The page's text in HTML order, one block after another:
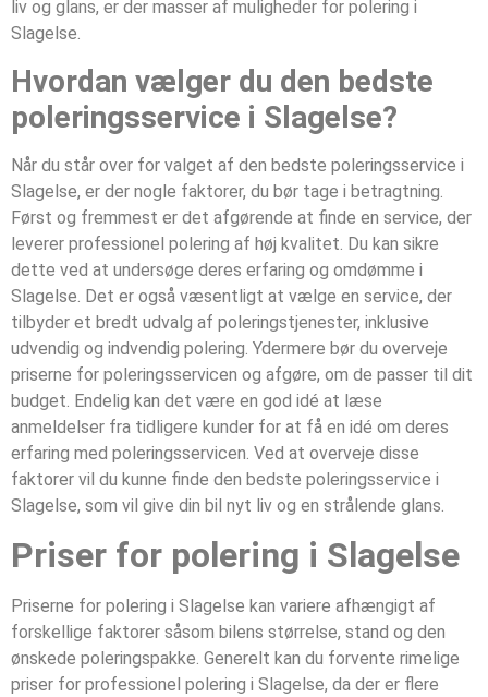
liv og glans, er der masser af muligheder for polering i
Slagelse.
Hvordan vælger du den bedste
poleringsservice i Slagelse?
Når du står over for valget af den bedste poleringsservice i
Slagelse, er der nogle faktorer, du bør tage i betragtning.
Først og fremmest er det afgørende at finde en service, der
leverer professionel polering af høj kvalitet. Du kan sikre
dette ved at undersøge deres erfaring og omdømme i
Slagelse. Det er også væsentligt at vælge en service, der
tilbyder et bredt udvalg af poleringstjenester, inklusive
udvendig og indvendig polering. Ydermere bør du overveje
priserne for poleringsservicen og afgøre, om de passer til dit
budget. Endelig kan det være en god idé at læse
anmeldelser fra tidligere kunder for at få en idé om deres
erfaring med poleringsservicen. Ved at overveje disse
faktorer vil du kunne finde den bedste poleringsservice i
Slagelse, som vil give din bil nyt liv og en strålende glans.
Priser for polering i Slagelse
Priserne for polering i Slagelse kan variere afhængigt af
forskellige faktorer såsom bilens størrelse, stand og den
ønskede poleringspakke. Generelt kan du forvente rimelige
priser for professionel polering i Slagelse, da der er flere